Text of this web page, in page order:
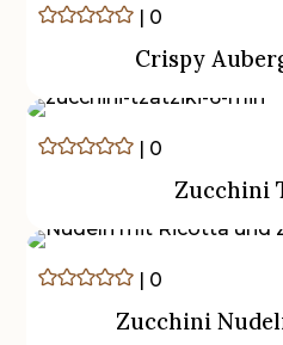
0
Crispy
0
Zucchini
0
Zucchini